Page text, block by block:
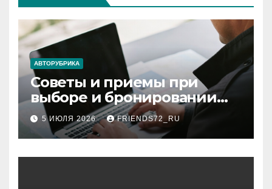
АВТОРУБРИКА
Советы и приемы при
выборе и бронировании
авиабилетов
5 ИЮЛЯ 2026 FRIENDS72_RU